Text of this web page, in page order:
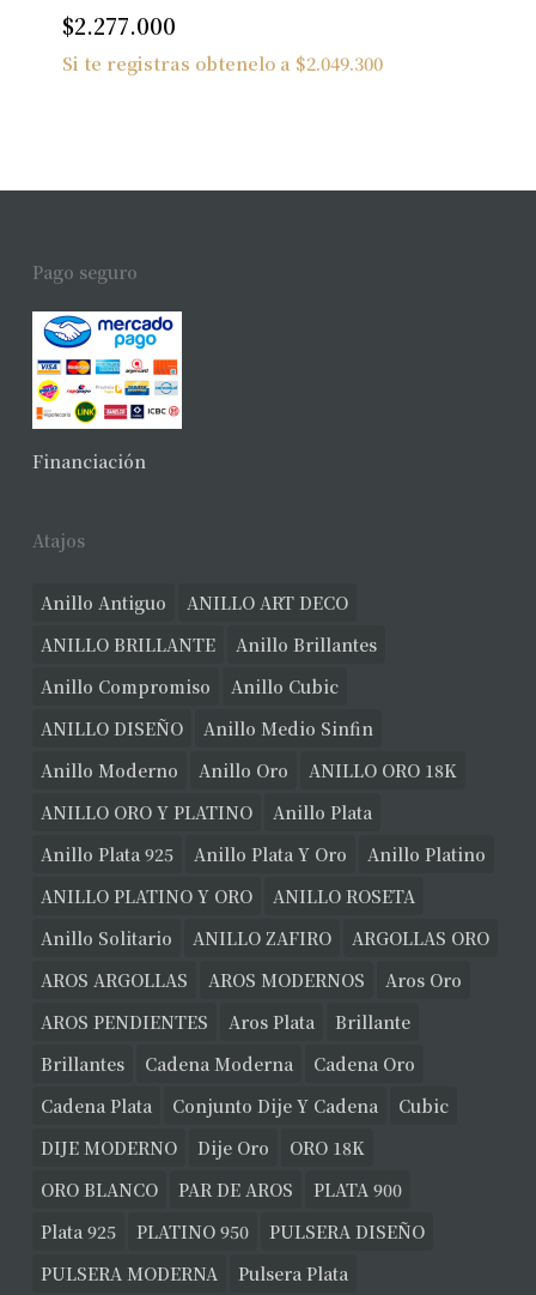
$2.277.000
Si te registras obtenelo a $2.049.300
Pago seguro
Financiación
Atajos
Anillo Antiguo
ANILLO ART DECO
ANILLO BRILLANTE
Anillo Brillantes
Anillo Compromiso
Anillo Cubic
ANILLO DISEÑO
Anillo Medio Sinfin
Anillo Moderno
Anillo Oro
ANILLO ORO 18K
ANILLO ORO Y PLATINO
Anillo Plata
Anillo Plata 925
Anillo Plata Y Oro
Anillo Platino
ANILLO PLATINO Y ORO
ANILLO ROSETA
Anillo Solitario
ANILLO ZAFIRO
ARGOLLAS ORO
AROS ARGOLLAS
AROS MODERNOS
Aros Oro
AROS PENDIENTES
Aros Plata
Brillante
Brillantes
Cadena Moderna
Cadena Oro
Cadena Plata
Conjunto Dije Y Cadena
Cubic
DIJE MODERNO
Dije Oro
ORO 18K
ORO BLANCO
PAR DE AROS
PLATA 900
Plata 925
PLATINO 950
PULSERA DISEÑO
PULSERA MODERNA
Pulsera Plata